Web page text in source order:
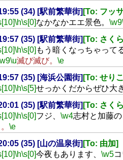
(34) [駅前繁華街] [To: フッ
\h\s[0]なかなかエエ景色。 \w9
(35) [駅前繁華街] [To: さく
\h\s[0] もう暗くなっちゃって
\u滅び滅び。 \e
(35) [海浜公園街] [To: せり
\h\s[5]せっかくだからぜひ大
(35) [駅前繁華街] [To: さく
\h\s[0]フジ、 \w4志村と加藤の
\e
(35) [山の温泉街] [To: 由加]
\h\s[0]今夜もあります、 \w5コ